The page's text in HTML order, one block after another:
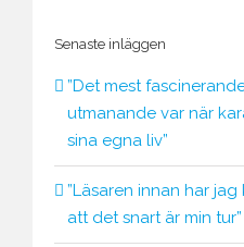
Senaste inläggen
”Det mest
utmanande var när
sina egna liv”
”Läsaren innan har
att det snart är min tur”